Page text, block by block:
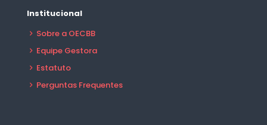
Institucional
Sobre a OECBB
Equipe Gestora
Estatuto
Perguntas Frequentes